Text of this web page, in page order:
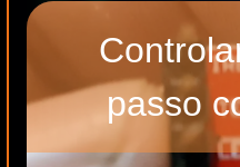
passo